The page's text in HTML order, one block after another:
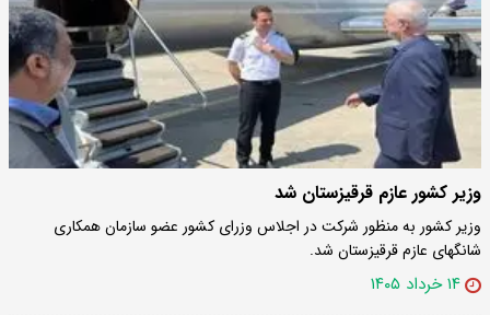
وزیر کشور عازم قرقیزستان شد
وزیر کشور به منظور شرکت در اجلاس وزرای کشور عضو سازمان همکاری‌
شانگهای عازم قرقیزستان شد.
۱۴ خرداد ۱۴۰۵